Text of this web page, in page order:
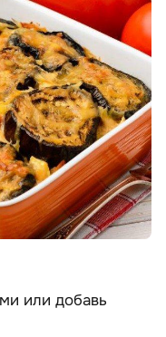
или добавь